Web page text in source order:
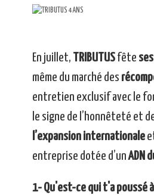
En juillet, TRIBUTUSfête
même du marché des
entretien exclusif avec le
le signe de l’honnêteté et
l’expansion internationale
entreprise dotée d’unADN
1- Qu'est-ce qui t'a poussé à